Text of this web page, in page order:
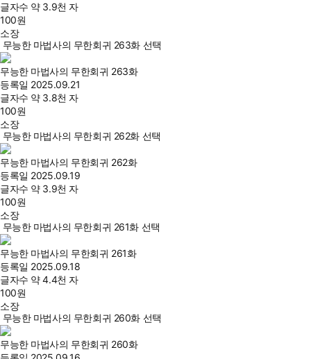
글자수 약 3.9천 자
100원
소장
무능한 마법사의 무한회귀 263화 선택
무능한 마법사의 무한회귀 263화
등록일 2025.09.21
글자수 약 3.8천 자
100원
소장
무능한 마법사의 무한회귀 262화 선택
무능한 마법사의 무한회귀 262화
등록일 2025.09.19
글자수 약 3.9천 자
100원
소장
무능한 마법사의 무한회귀 261화 선택
무능한 마법사의 무한회귀 261화
등록일 2025.09.18
글자수 약 4.4천 자
100원
소장
무능한 마법사의 무한회귀 260화 선택
무능한 마법사의 무한회귀 260화